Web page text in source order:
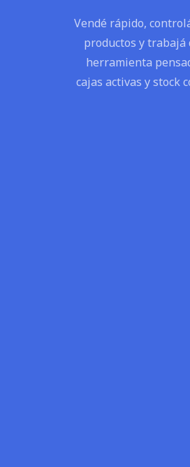
Vendé rápido,
productos y trabajá
herramienta
cajas activas y stock